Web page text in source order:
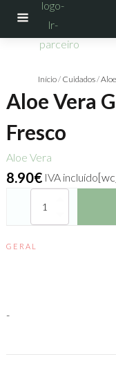
Início/ Cuidados/
Aloe Vera
Fresco
Aloe Vera
8.90€IVA incluído
Quantidade
Vera
GERAL
-